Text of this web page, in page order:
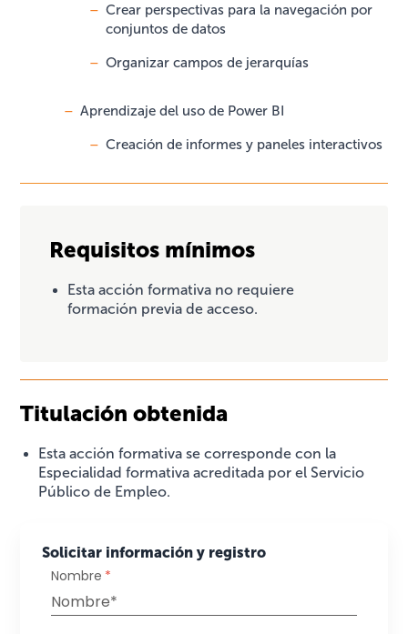
Crear perspectivas para la navegación por
conjuntos de datos
Organizar campos de jerarquías
Aprendizaje del uso de Power BI
Creación de informes y paneles interactivos
Requisitos mínimos
Esta acción formativa no requiere
formación previa de acceso.
Titulación obtenida
Esta acción formativa se corresponde con la
Especialidad formativa acreditada por el Servicio
Público de Empleo.
Solicitar información y registro
Nombre *